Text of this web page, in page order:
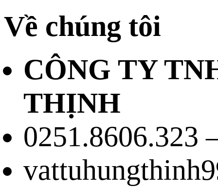
Về chúng tôi
CÔNG TY
THỊNH
0251.8606.323